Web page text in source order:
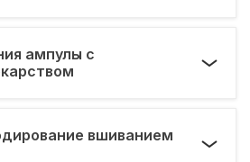
ампулы с
вшиванием